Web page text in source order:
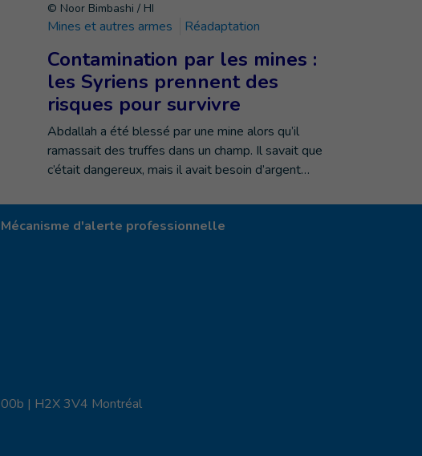
© Noor Bimbashi / HI
Mines et autres armes Réadaptation
Contamination par les mines :
les Syriens prennent des
risques pour survivre
Abdallah a été blessé par une mine alors qu’il
ramassait des truffes dans un champ. Il savait que
c’était dangereux, mais il avait besoin d’argent…
Mécanisme d'alerte professionnelle
| H2X 3V4 Montréal